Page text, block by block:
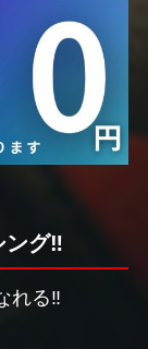
ング‼️
れる‼️